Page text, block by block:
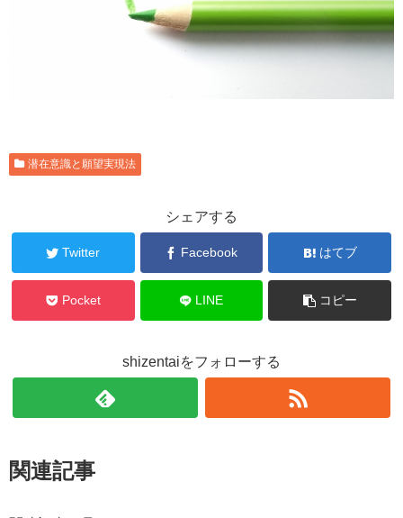
潜在意識と願望実現法
シェアする
Twitter Facebook はてブ
Pocket LINE コピー
shizentaiをフォローする
関連記事